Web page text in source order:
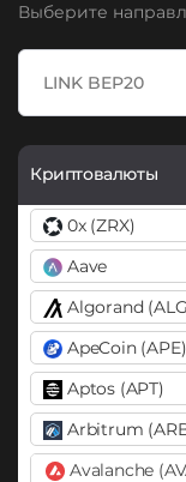
Выберите
Криптовалюты
0x (ZRX)
Aave
Algorand
ApeCoin (APE)
Aptos (APT)
Arbitrum
Avalanche